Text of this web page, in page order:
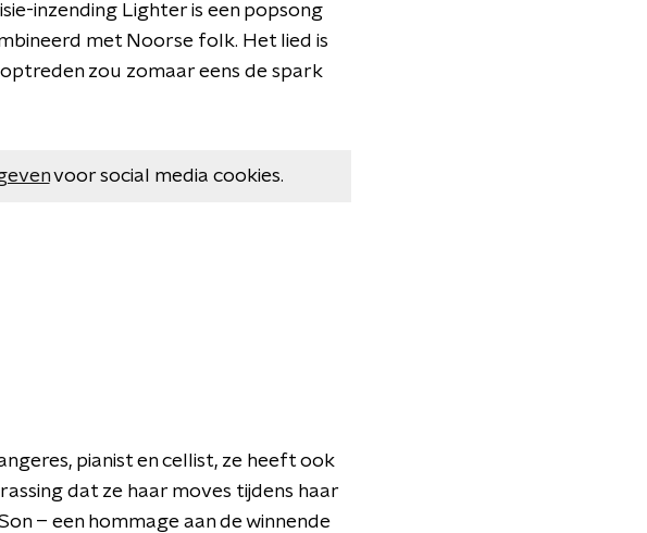
inzending Lighter is een popsong
met Noorse folk. Het lied is
zou zomaar eens de spark
voor social media cookies.
pianist en cellist, ze heeft ook
dat ze haar moves tijdens haar
– een hommage aan de winnende